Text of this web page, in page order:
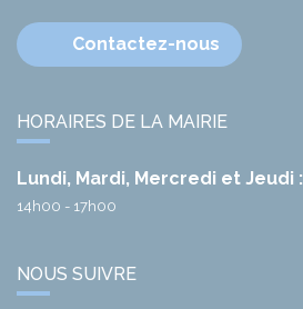
Contactez-nous
HORAIRES DE LA MAIRIE
Lundi, Mardi, Mercredi et Jeudi :
14h00 - 17h00
NOUS SUIVRE